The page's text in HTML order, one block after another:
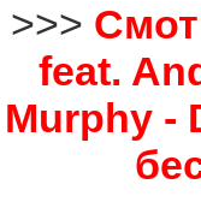
>>>
feat.
Murphy -